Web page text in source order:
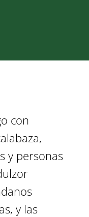
con
y personas
y las